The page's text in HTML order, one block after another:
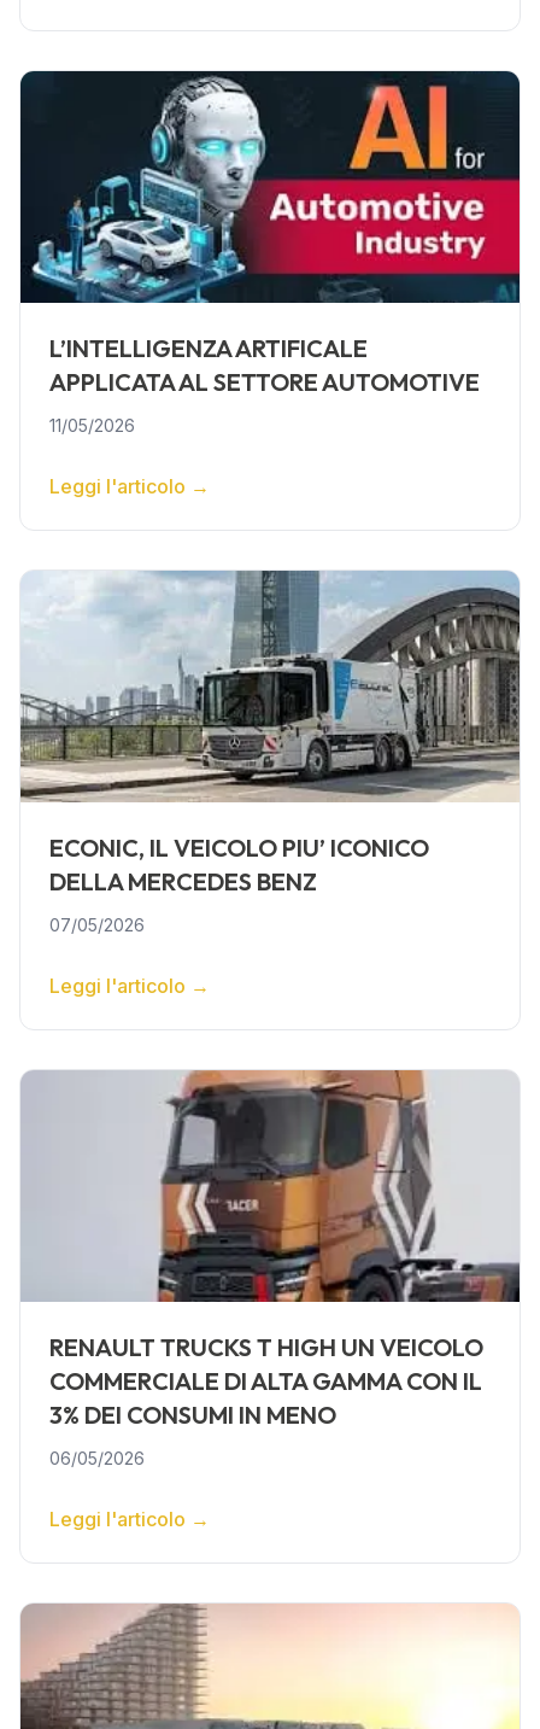
L’INTELLIGENZA ARTIFICALE
APPLICATA AL SETTORE AUTOMOTIVE
11/05/2026
Leggi l'articolo →
ECONIC, IL VEICOLO PIU’ ICONICO
DELLA MERCEDES BENZ
07/05/2026
Leggi l'articolo →
RENAULT TRUCKS T HIGH UN VEICOLO
COMMERCIALE DI ALTA GAMMA CON IL
3% DEI CONSUMI IN MENO
06/05/2026
Leggi l'articolo →